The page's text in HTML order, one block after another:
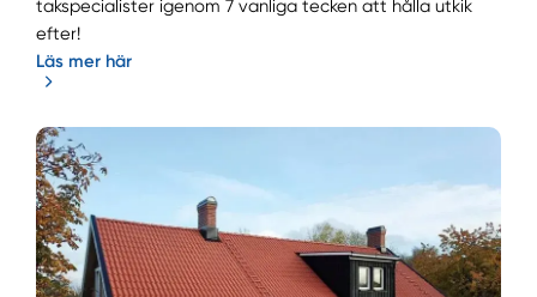
takspecialister igenom 7 vanliga tecken att hålla utkik
efter!
Läs mer här